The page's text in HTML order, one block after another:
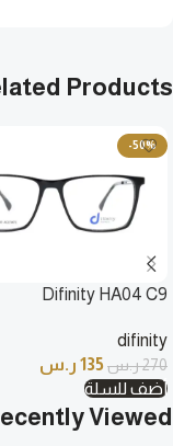
Products
-50%
Difinity HA04 C9
difinity
270ر.س135 ر.س
أضف للسلة
Viewed